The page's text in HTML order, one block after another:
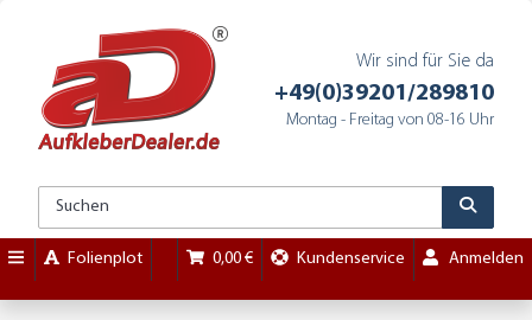
Wir sind für Sie da
+49(0)39201/289810
Montag - Freitag von 08-16 Uhr
Folienplot 0,00 € Kundenservice Anmelden